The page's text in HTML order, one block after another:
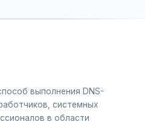
выполнения DNS-
системных
в области